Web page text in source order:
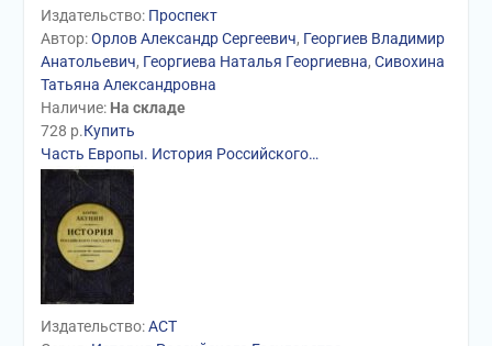
Издательство: Проспект
Автор:Орлов Александр Сергеевич, Георгиев Владимир
Анатольевич, Георгиева Наталья Георгиевна, Сивохина
Татьяна Александровна
Наличие: На складе
728 р.Купить
Часть Европы. История Российского…
Издательство:АСТ